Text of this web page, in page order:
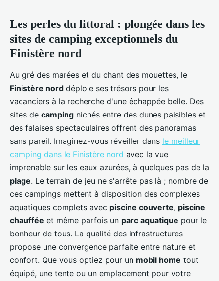
Les perles du littoral : plongée dans les
sites de camping exceptionnels du
Finistère nord
Au gré des marées et du chant des mouettes, le
Finistère nord déploie ses trésors pour les
vacanciers à la recherche d'une échappée belle. Des
sites de camping nichés entre des dunes paisibles et
des falaises spectaculaires offrent des panoramas
sans pareil. Imaginez-vous réveiller dans le meilleur
camping dans le Finistère nord avec la vue
imprenable sur les eaux azurées, à quelques pas de la
plage. Le terrain de jeu ne s'arrête pas là ; nombre de
ces campings mettent à disposition des complexes
aquatiques complets avec piscine couverte, piscine
chauffée et même parfois un parc aquatique pour le
bonheur de tous. La qualité des infrastructures
propose une convergence parfaite entre nature et
confort. Que vous optiez pour un mobil home tout
équipé, une tente ou un emplacement pour votre